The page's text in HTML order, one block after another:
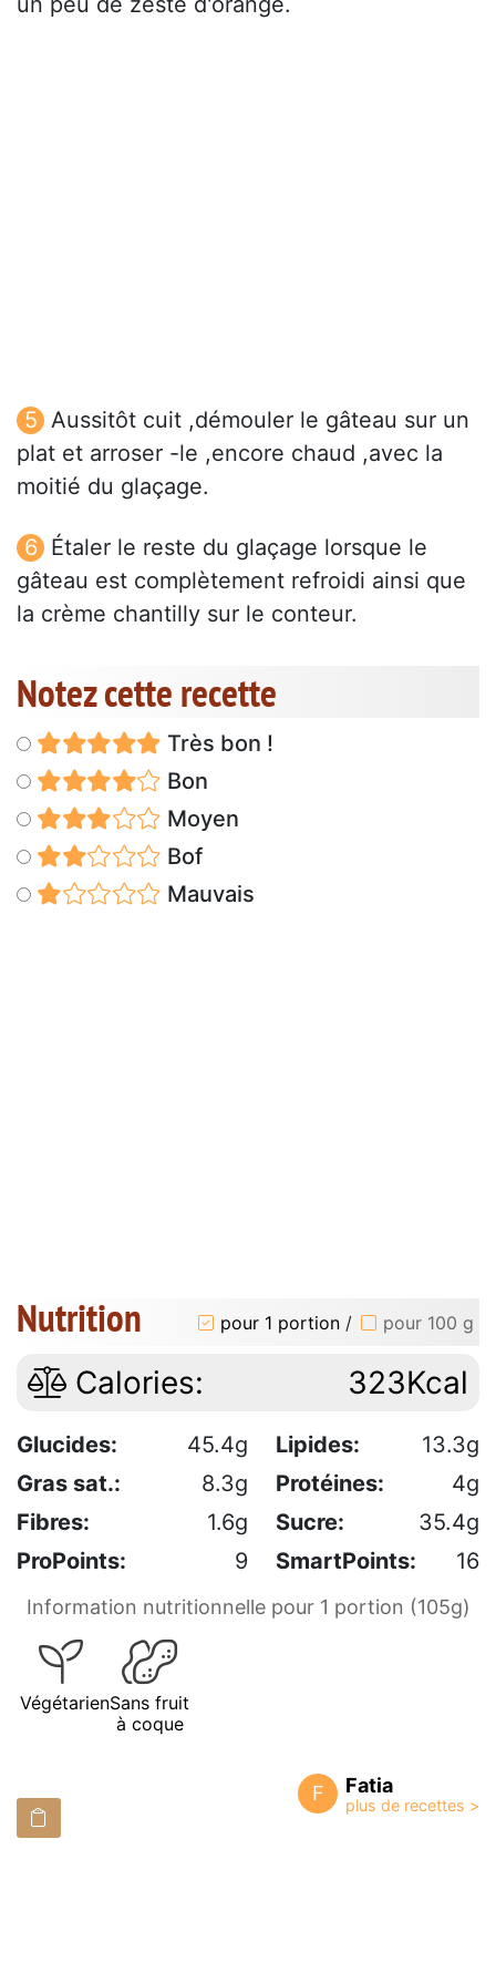
Aussitôt cuit ,démouler le gâteau sur un
plat et arroser -le ,encore chaud ,avec la
moitié du glaçage.
Étaler le reste du glaçage lorsque le
gâteau est complètement refroidi ainsi que
la crème chantilly sur le conteur.
Notez cette recette
Très bon !
Bon
Moyen
Bof
Mauvais
Nutrition pour 1 portion / pour 100 g
Calories: 323Kcal
Glucides: 45.4g Lipides:
13.3g
Gras sat.:
8.3g Protéines:
4g
Fibres:
1.6g Sucre:
35.4g
ProPoints:
9 SmartPoints: 16
Information nutritionnelle pour 1 portion (105g)
VégétarienSans fruit
à coque
F Fatia